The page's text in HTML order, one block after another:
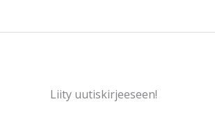
Liity uutiskirjeeseen!